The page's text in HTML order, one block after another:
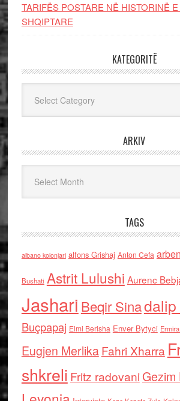
TARIFËS POSTARE NË HISTORINË
SHQIPTARE
KATEGORITË
ARKIV
TAGS
albano kolonjari alfons Grishaj Anton Cefa
Bushati Astrit Lulushi Aurenc
Jashari Beqir Sina
Buçpapaj Elmi Berisha Enver Bytyci
Eugjen MerlikaFahri Xharra
shkreli Fritz radovaniGezim